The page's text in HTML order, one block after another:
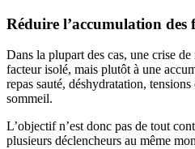
Réduire l’accumulation des
Dans la plupart des cas, une crise
facteur isolé, mais plutôt à une
repas sauté, déshydratation,
sommeil.
L’objectif n’est donc pas de tout
plusieurs déclencheurs au même